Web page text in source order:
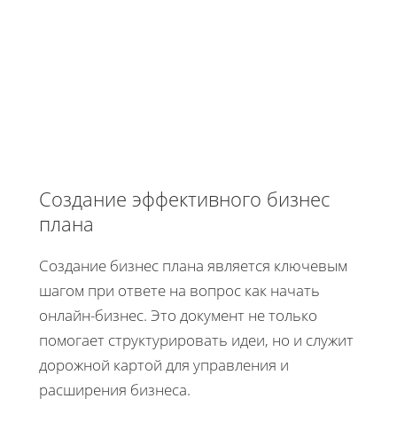
Создание эффективного бизнес
плана
Создание бизнес плана является ключевым
шагом при ответе на вопрос как начать
онлайн-бизнес. Это документ не только
помогает структурировать идеи, но и служит
дорожной картой для управления и
расширения бизнеса.